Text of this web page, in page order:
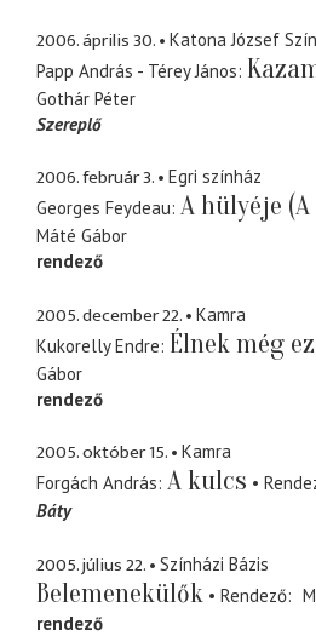
2006. április 30.
Katona József
Papp András - Térey János
Gothár Péter
Szereplő
2006. február 3.
Egri színház
Georges Feydeau A hülyéje
Máté Gábor
rendező
2005. december 22.
Kamra
Kukorelly Endre Élnek még
Gábor
rendező
2005. október 15.
Kamra
Forgách András A kulcs
Báty
2005. július 22. Színházi Bázis
Belemenekülők Rendező
rendező